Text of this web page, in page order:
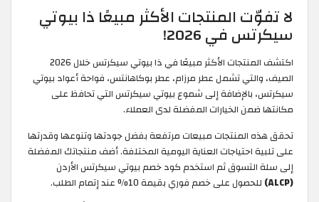
لا تفوّت المنتجات الأكثر مبيعًا ذا بيوتي
سيكرتس في 2026!
اكتشف المنتجات الأكثر مبيعًا في ذا بيوتي سيكرتس خلال 2026
الصيف، والتي تشمل عطر مرزام، عطر بوكاهانتس، فواحة أعواد بيوتي
سيكرتس، بالإضافة إلى شموع بيوتي سيكرتس التي تحافظ على
مكانتها ضمن الخيارات المفضلة لدى العملاء.
تحقق هذه المنتجات مبيعات مرتفعة بفضل جودتها وتنوعها وقدرتها
على تلبية احتياجات العناية اليومية المختلفة. أضف منتجاتك المفضلة
إلى سلة التسوق ثم استخدم كود خصم بيوتي سيكرتس الأردن
(ALCP)
للحصول على خصم فوري بقيمة 10% عند إتمام الطلب.